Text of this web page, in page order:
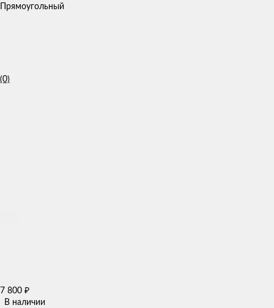
Прямоугольный
(0)
7 800 ₽
В наличии